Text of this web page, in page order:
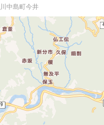
川中島町今井